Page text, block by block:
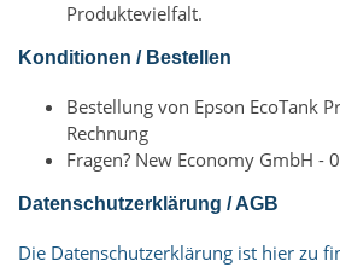
Produktevielfalt.
Konditionen / Bestellen
Bestellung von Epson EcoTank
Rechnung
Fragen? New Economy GmbH -
Datenschutzerklärung / AGB
Die Datenschutzerklärung ist hier zu